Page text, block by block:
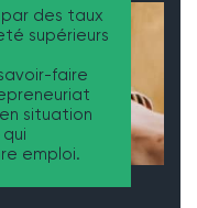
des taux
supérieurs
faire
situation
emploi.